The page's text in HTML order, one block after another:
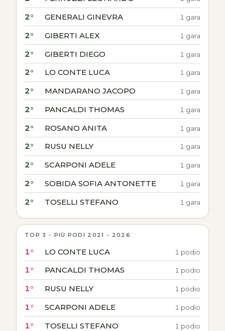
2° GENERALI GINEVRA 1 gara
2° GIBERTI ALEX 1 gara
2° GIBERTI DIEGO 1 gara
2° LO CONTE LUCA 1 gara
2° MANDARANO JACOPO 1 gara
2° PANCALDI THOMAS 1 gara
2° ROSANO ANITA 1 gara
2° RUSU NELLY 1 gara
2° SCARPONI ADELE 1 gara
2° SOBIDA SOFIA ANTONETTE 1 gara
2° TOSELLI STEFANO 1 gara
TOP 3 - PIÙ PODI 2021 - 2026
1° LO CONTE LUCA 1 podio
1° PANCALDI THOMAS 1 podio
1° RUSU NELLY 1 podio
1° SCARPONI ADELE 1 podio
1° TOSELLI STEFANO 1 podio